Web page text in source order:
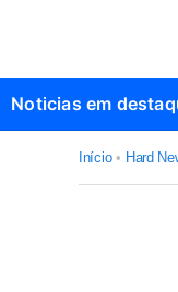
Noticias em
Início • Hard